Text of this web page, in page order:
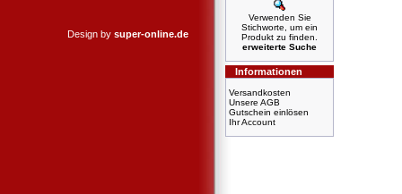
Design by super-online.de
Verwenden Sie
Stichworte, um ein
Produkt zu finden.
erweiterte Suche
Informationen
Versandkosten
Unsere AGB
Gutschein einlösen
Ihr Account